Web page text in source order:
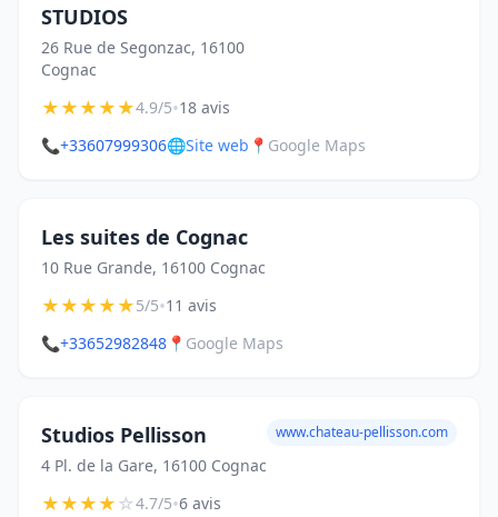
STUDIOS
26 Rue de Segonzac, 16100
Cognac
★★★★★4.9/5•18 avis
📞+33607999306🌐Site web 📍 Google Maps
Les suites de Cognac
10 Rue Grande, 16100 Cognac
★★★★★5/5•11 avis
📞+33652982848 📍 Google Maps
Studios Pellisson
4 Pl. de la Gare, 16100 Cognac
www.chateau-pellisson.com
★★★★☆4.7/5•6 avis